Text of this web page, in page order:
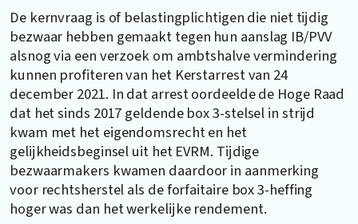
De kernvraag is of belastingplichtigen die niet tijdig
bezwaar hebben gemaakt tegen hun aanslag IB/PVV
alsnog via een verzoek om ambtshalve vermindering
kunnen profiteren van het Kerstarrest van 24
december 2021. In dat arrest oordeelde de Hoge Raad
dat het sinds 2017 geldende box 3-stelsel in strijd
kwam met het eigendomsrecht en het
gelijkheidsbeginsel uit het EVRM. Tijdige
bezwaarmakers kwamen daardoor in aanmerking
voor rechtsherstel als de forfaitaire box 3-heffing
hoger was dan het werkelijke rendement.